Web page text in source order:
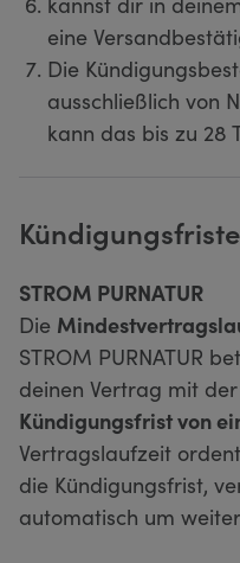
eine
Die
ausschließlich von
kann das bis zu 28
STROM PURNATUR
Die
STROM PURNATUR
deinen Vertrag mit
Kündigungsfrist von
Vertragslaufzeit
die Kündigungsfrist,
automatisch um